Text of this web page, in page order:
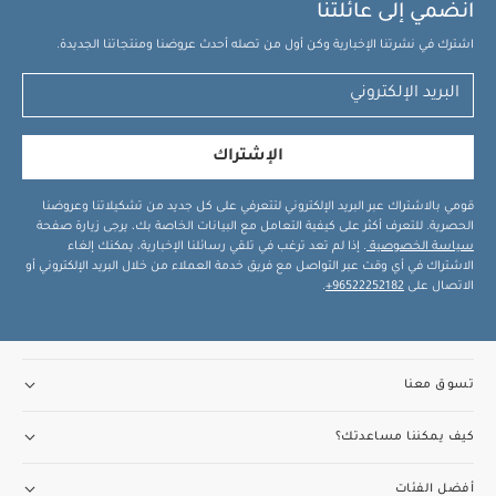
انضمي إلى عائلتنا
اشترك في نشرتنا الإخبارية وكن أول من تصله أحدث عروضنا ومنتجاتنا الجديدة.
الإشتراك
قومي بالاشتراك عبر البريد الإلكتروني لتتعرفي على كل جديد من تشكيلاتنا وعروضنا
الحصرية. للتعرف أكثر على كيفية التعامل مع البيانات الخاصة بك، يرجى زيارة صفحة
سياسة الخصوصية . إذا لم تعد ترغب في تلقي رسائلنا الإخبارية، يمكنك إلغاء
الاشتراك في أي وقت عبر التواصل مع فريق خدمة العملاء من خلال البريد الإلكتروني أو
الاتصال على 96522252182+
.
تسوق معنا
كيف يمكننا مساعدتك؟
أفضل الفئات